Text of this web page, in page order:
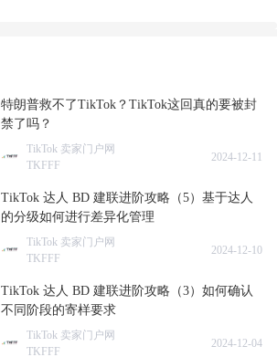
特朗普救不了TikTok？TikTok这回真的要被封
禁了吗？
TikTok 卖家门户网
TKFFF
2024-12-11
TikTok 达人 BD 建联进阶攻略（5）基于达人
的分级如何进行差异化管理
TikTok 卖家门户网
TKFFF
2024-12-10
TikTok 达人 BD 建联进阶攻略（3）如何确认
不同阶段的寄样要求
TikTok 卖家门户网
TKFFF
2024-12-04